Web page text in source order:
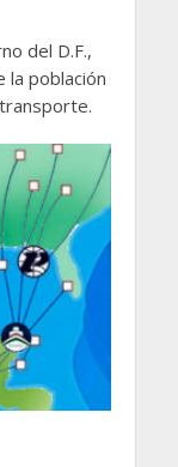
del D.F.,
la población